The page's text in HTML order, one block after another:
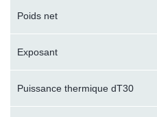
Poids net
Exposant
Puissance thermique dT30